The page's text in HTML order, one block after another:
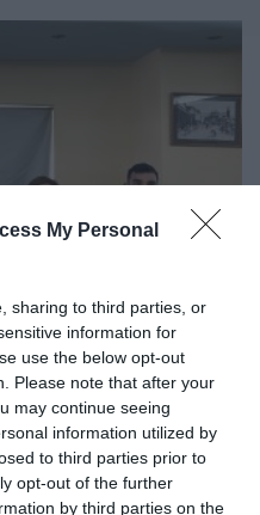
My Personal
sharing to third parties, or
information for
use the below opt-out
Please note that after your
may continue seeing
information utilized by
to third parties prior to
opt-out of the further
by third parties on the
ΣΥΡΙΖΑ-ΠΣ για
εναλλακτική